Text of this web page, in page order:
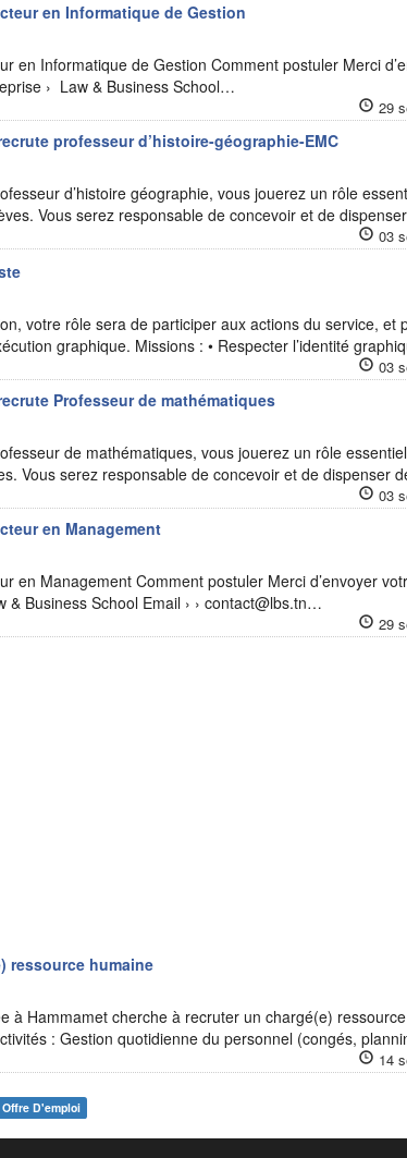
en Informatique de Gestion
en Informatique de Gestion Comment postuler Merci
› Law & Business School…
29
professeur d’histoire-géographie-EMC
d’histoire géographie, vous jouerez un rôle
Vous serez responsable de concevoir et de
03
votre rôle sera de participer aux actions du service, et
graphique. Missions : • Respecter l’identité
03
Professeur de mathématiques
de mathématiques, vous jouerez un rôle
Vous serez responsable de concevoir et de dispenser
03
en Management
en Management Comment postuler Merci d’envoyer
& Business School Email › › contact@lbs.tn…
29
ressource humaine
à Hammamet cherche à recruter un chargé(e)
: Gestion quotidienne du personnel (congés,
14
Offre D'emploi